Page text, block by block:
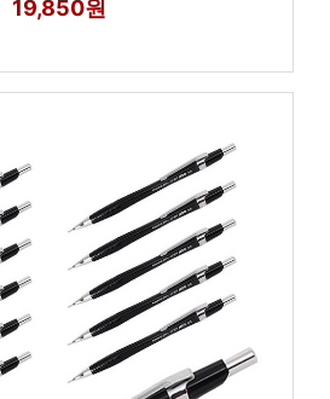
19,850원